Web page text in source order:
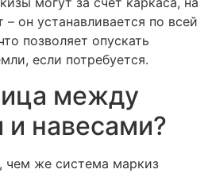
– он устанавливается по всей
позволяет опускать
если потребуется.
между
навесами?
чем же система маркиз